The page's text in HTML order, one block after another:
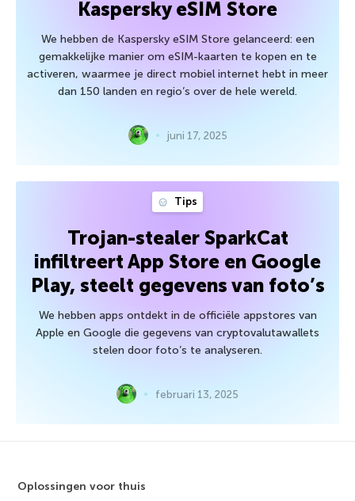
Kaspersky eSIM Store
We hebben de Kaspersky eSIM Store gelanceerd: een
gemakkelijke manier om eSIM-kaarten te kopen en te
activeren, waarmee je direct mobiel internet hebt in meer
dan 150 landen en regio’s over de hele wereld.
juni 17, 2025
Tips
Trojan-stealer SparkCat
infiltreert App Store en Google
Play, steelt gegevens van foto’s
We hebben apps ontdekt in de officiële appstores van
Apple en Google die gegevens van cryptovalutawallets
stelen door foto’s te analyseren.
februari 13, 2025
Oplossingen voor thuis